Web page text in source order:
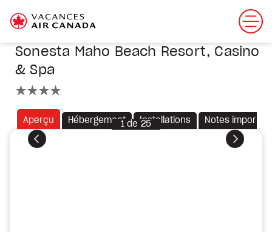
Sonesta Maho Beach Resort, Casino
& Spa
Aperçu Hébergement Installations Notes
Précédent Suivant
1de 25